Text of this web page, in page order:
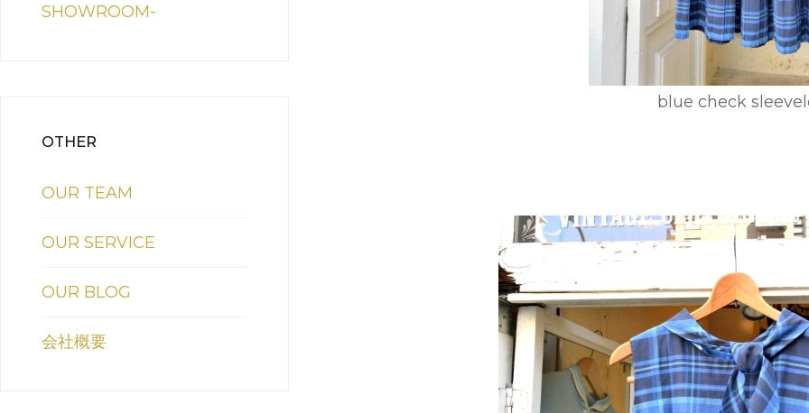
blue check
SHOWROOM-
OTHER
OUR TEAM
OUR SERVICE
OUR BLOG
会社概要